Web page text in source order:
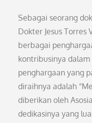
Sebagai seorang
Dokter Jesus Torres
berbagai
kontribusinya
penghargaan yang
diraihnya adalah
diberikan oleh
dedikasinya yang